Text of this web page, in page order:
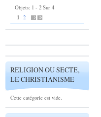
Objets: 1 - 2 Sur 4
1 2
RELIGION OU SECTE,
LE CHRISTIANISME
Cette catégorie est vide.